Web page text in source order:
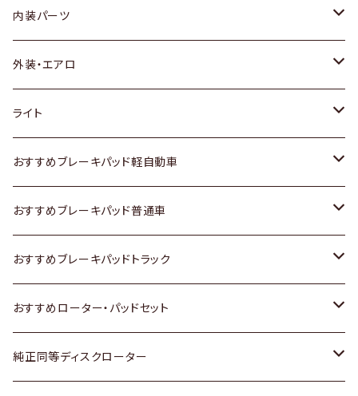
内装パーツ
トヨタ
ホンダ
スズキ
日産
いすゞ
ダイハツ
マツダ
外装・エアロ
トヨタ
ホンダ
スズキ
日産
いすゞ
ダイハツ
ライト
トヨタ
スズキ
日産
いすゞ
ダイハツ
おすすめブレーキパッド軽自動車
トヨタ
ホンダ
スズキ
日産
おすすめブレーキパッド普通車
トヨタ
ホンダ
スズキ
おすすめブレーキパッドトラック
トヨタ
日産
おすすめローター・パッドセット
トヨタ
純正同等ディスクローター